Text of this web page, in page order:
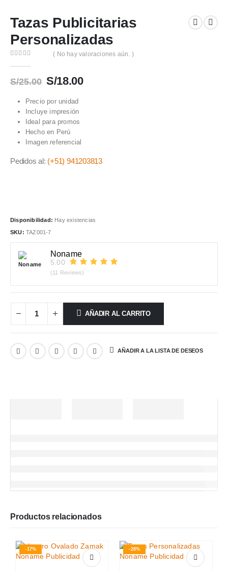
Tazas Publicitarias
Personalizadas
( No hay valoraciones aún. )
S/25.00 El
original
era:
S/25.00.
S/18.00El
Precio por unidad
Incluye impresión
Ideal para promos
Hecho en Perú
Imagen referencial
Pedidos al: (+51) 941203813
Disponibilidad: Hay existencias
SKU: TAZ001-7
Noname
5.00
(11 Reviews)
AÑADIR AL CARRITO
AÑADIR A LA LISTA DE DESEOS
Productos relacionados
-17% -28%